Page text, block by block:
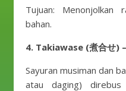
Tujuan: Menonjolkan
bahan.
4. Takiawase (煮合せ)
Sayuran musiman dan
atau daging)